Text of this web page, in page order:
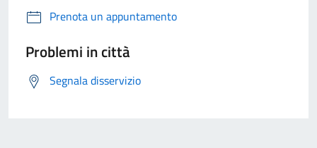
Prenota un appuntamento
Problemi in città
Segnala disservizio